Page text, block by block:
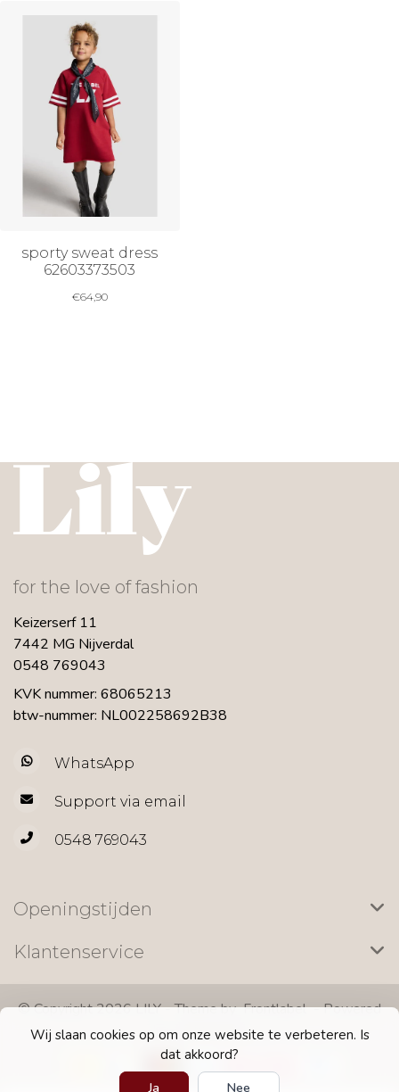
Wij slaan cookies op om onze website te verbeteren. Is
dat akkoord?
Ja Nee
sporty sweat dress
62603373503
€64,90
for the love of fashion
Keizerserf 11
7442 MG Nijverdal
0548 769043
KVK nummer: 68065213
btw-nummer: NL002258692B38
WhatsApp
Support via email
0548 769043
Openingstijden
Klantenservice
© Copyright 2026 LILY - Theme byFrontlabel- Powered
byLightspeed